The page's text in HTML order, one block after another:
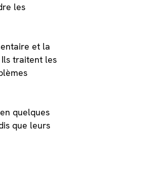
les
et la
traitent les
quelques
que leurs